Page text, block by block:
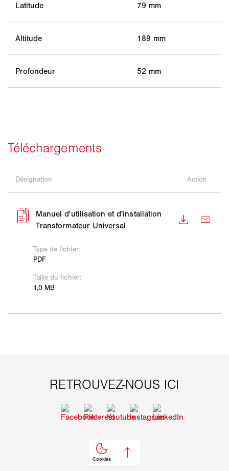
Latitude 79 mm
Altitude 189 mm
Profondeur 52 mm